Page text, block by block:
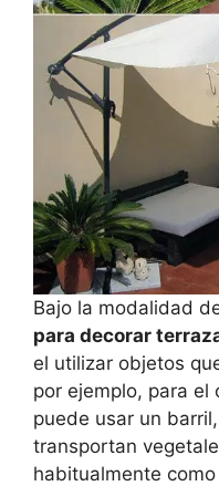
Bajo la modalidad
para decorar
el utilizar objetos
por ejemplo, para el
puede usar un
transportan
habitualmente